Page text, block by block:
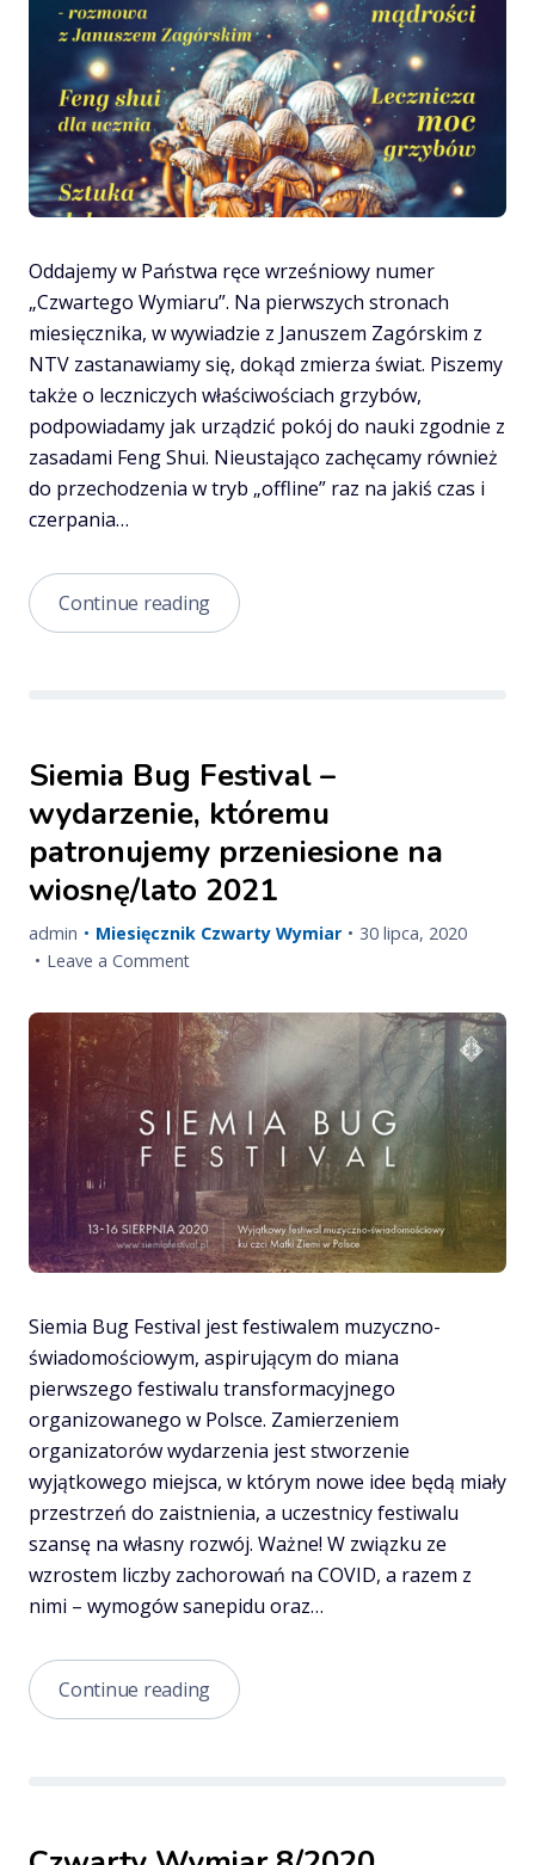
Oddajemy w Państwa ręce wrześniowy numer
„Czwartego Wymiaru”. Na pierwszych stronach
miesięcznika, w wywiadzie z Januszem Zagórskim z
NTV zastanawiamy się, dokąd zmierza świat. Piszemy
także o leczniczych właściwościach grzybów,
podpowiadamy jak urządzić pokój do nauki zgodnie z
zasadami Feng Shui. Nieustająco zachęcamy również
do przechodzenia w tryb „offline” raz na jakiś czas i
czerpania…
Continue readingCzwarty
Wymiar
Siemia Bug Festival –
wydarzenie, któremu
patronujemy przeniesione na
wiosnę/lato 2021
admin Miesięcznik Czwarty Wymiar
Published
30 lipca, 2020Updated
Leave a Commenton
Bug
Festival
–
wydarzenie,
któremu
patronujemy
przeniesione
na
wiosnę/lato
2021
Siemia Bug Festival jest festiwalem muzyczno-
świadomościowym, aspirującym do miana
pierwszego festiwalu transformacyjnego
organizowanego w Polsce. Zamierzeniem
organizatorów wydarzenia jest stworzenie
wyjątkowego miejsca, w którym nowe idee będą miały
przestrzeń do zaistnienia, a uczestnicy festiwalu
szansę na własny rozwój. Ważne! W związku ze
wzrostem liczby zachorowań na COVID, a razem z
nimi – wymogów sanepidu oraz…
Continue readingSiemia
Bug